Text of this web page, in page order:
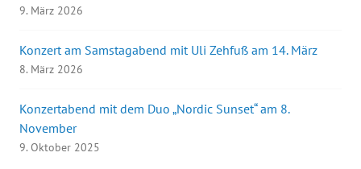
9. März 2026
Konzert am Samstagabend mit Uli Zehfuß am 14. März
8. März 2026
Konzertabend mit dem Duo „Nordic Sunset“ am 8.
November
9. Oktober 2025